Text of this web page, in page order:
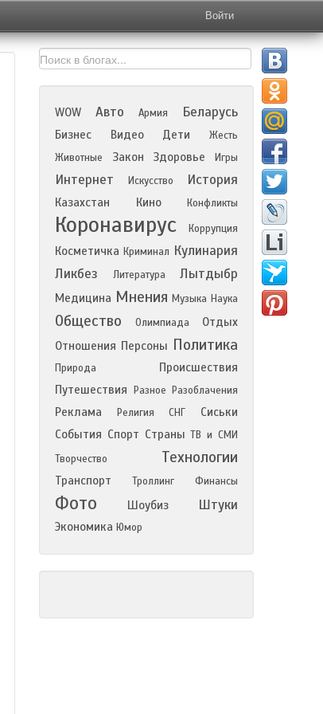
Войти
WOW Авто Армия Беларусь
Бизнес Видео Дети
Жесть
Животные
Закон Здоровье Игры
Интернет Искусство История
Казахстан Кино Конфликты
Коронавирус Коррупция
Косметичка Криминал Кулинария
Ликбез
Литература Лытдыбр
Медицина Мнения Музыка Наука
Общество Олимпиада
Отдых
Отношения Персоны Политика
Природа
Происшествия
Путешествия
Разное Разоблачения
Реклама Религия СНГ
Сиськи
События Спорт Страны ТВ и СМИ
Творчество
Технологии
Транспорт Троллинг Финансы
Фото Шоубиз Штуки
Экономика Юмор